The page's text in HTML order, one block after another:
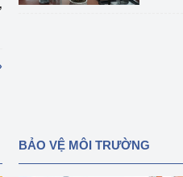
BẢO VỆ MÔI TRƯỜNG